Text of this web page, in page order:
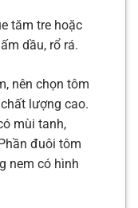
tăm tre hoặc
dầu, rổ rá.
nên chọn tôm
lượng cao.
mùi tanh,
đuôi tôm
nem có hình